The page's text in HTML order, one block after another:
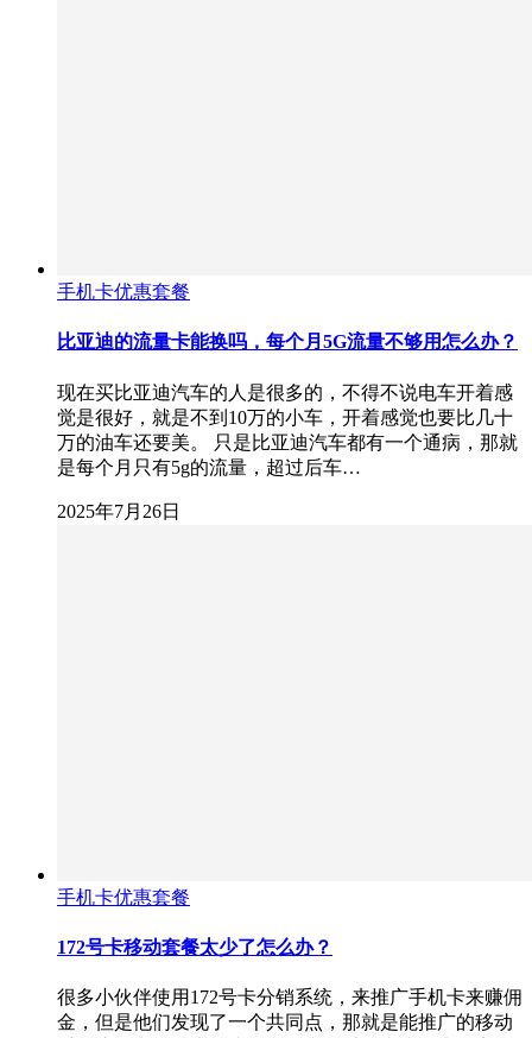
手机卡优惠套餐
比亚迪的流量卡能换吗，每个月5G流量不够用怎么办？
现在买比亚迪汽车的人是很多的，不得不说电车开着感
觉是很好，就是不到10万的小车，开着感觉也要比几十
万的油车还要美。 只是比亚迪汽车都有一个通病，那就
是每个月只有5g的流量，超过后车…
2025年7月26日
手机卡优惠套餐
172号卡移动套餐太少了怎么办？
很多小伙伴使用172号卡分销系统，来推广手机卡来赚佣
金，但是他们发现了一个共同点，那就是能推广的移动